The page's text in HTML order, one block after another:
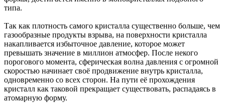
типа.
Так как плотность самого кристалла существенно больше, чем
газообразные продукты взрыва, на поверхности кристалла
накапливается избыточное давление, которое может
превышать значение в миллион атмосфер. После некого
порогового момента, сферическая волна давления с огромной
скоростью начинает своё продвижение внутрь кристалла,
одновременно со всех сторон. На пути её прохождения
кристалл как таковой прекращает существовать, распадаясь в
атомарную форму.